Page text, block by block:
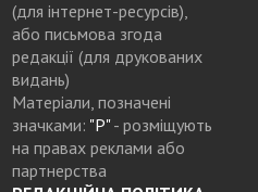
(для інтернет-ресурсів),
або письмова згода
редакції (для друкованих
видань)
Матеріали, позначені
значками: "Р"- розміщують
на правах реклами або
партнерства